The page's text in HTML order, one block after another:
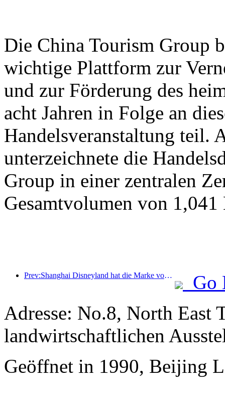
Die China Tourism Group
wichtige Plattform zur
und zur Förderung des
acht Jahren in Folge an
Handelsveranstaltung teil.
unterzeichnete die
Group in einer zentralen
Gesamtvolumen von
Prev:Shanghai Disneyland hat die Marke von 100 Millionen Besuchern überschritten und wird um ein viertes Themenhotel erweitert.
Go
Adresse: No.8, North East
landwirtschaftlichen
Geöffnet in 1990, Beijing